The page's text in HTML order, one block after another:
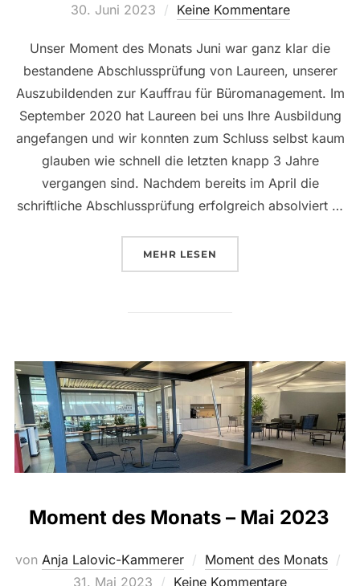
Veröffentlicht
30. Juni 2023 Keine Kommentare
Unser Moment des Monats Juni war ganz klar die
bestandene Abschlussprüfung von Laureen, unserer
Auszubildenden zur Kauffrau für Büromanagement. Im
September 2020 hat Laureen bei uns Ihre Ausbildung
angefangen und wir konnten zum Schluss selbst kaum
glauben wie schnell die letzten knapp 3 Jahre
vergangen sind. Nachdem bereits im April die
schriftliche Abschlussprüfung erfolgreich absolviert …
MEHR ÜBER „MOMENT DES MONATS
LESEN
Moment des Monats – Mai 2023
von Anja Lalovic-Kammerer
Moment des Monats
Veröffentlicht
31. Mai 2023 Keine Kommentare